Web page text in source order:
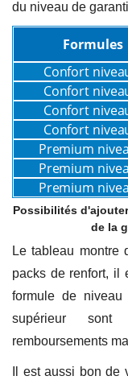
du niveau de
Formules
Confort
Confort
Confort
Confort
Premium
Premium
Premium
Possibilités
de la
Le tableau montre
packs de renfort, il
formule de
supérieur
remboursements
Il est aussi bon